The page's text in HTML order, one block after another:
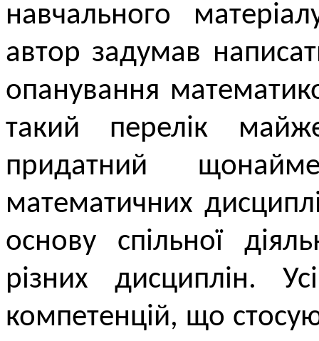
навчального
автор задумав
опанування
такий перелік
придатний
математичних
основу спільної
різних дисциплін.
компетенцій, що